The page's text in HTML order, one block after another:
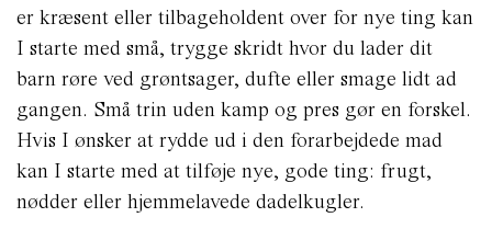
er kræsent eller tilbageholdent over for nye ting kan
I starte med små, trygge skridt hvor du lader dit
barn røre ved grøntsager, dufte eller smage lidt ad
gangen. Små trin uden kamp og pres gør en forskel.
Hvis I ønsker at rydde ud i den forarbejdede mad
kan I starte med at tilføje nye, gode ting: frugt,
nødder eller hjemmelavede dadelkugler.